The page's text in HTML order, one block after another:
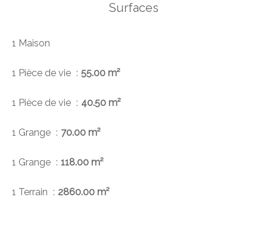
Surfaces
1 Maison
1 Pièce de vie 55.00 m²
1 Pièce de vie 40.50 m²
1 Grange 70.00 m²
1 Grange 118.00 m²
1 Terrain 2860.00 m²